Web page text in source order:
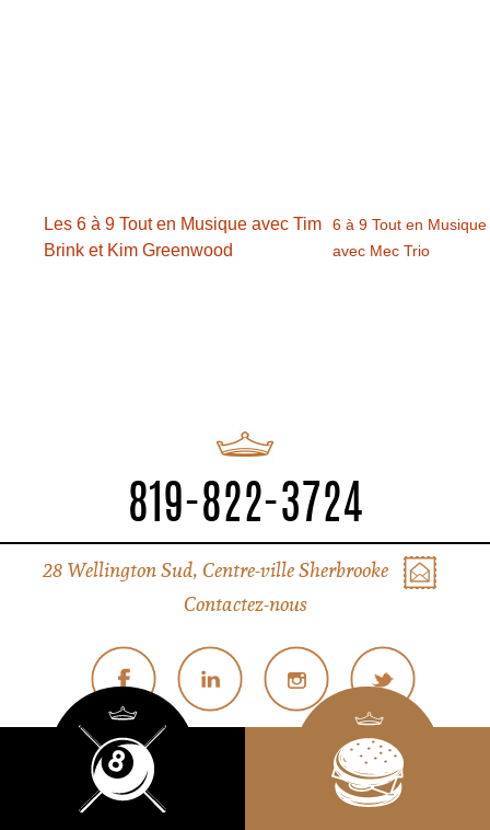
Les 6 à 9 Tout en Musique avec Tim
Brink et Kim Greenwood
6 à 9 Tout en Musique
avec Mec Trio
819-822-3724
28 Wellington Sud, Centre-ville Sherbrooke
Contactez-nous
© Tous droits réservés Liverpool Sherbrooke
Politique de confidentialité